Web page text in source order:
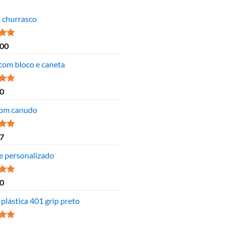
churrasco
bloco e caneta
canudo
personalizado
401 grip preto